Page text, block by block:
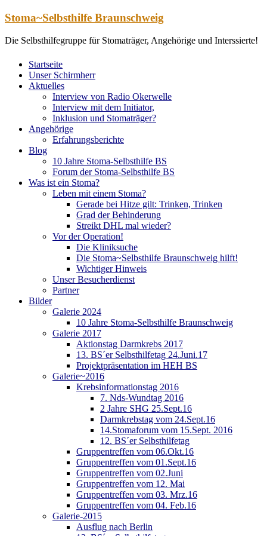
Zum
springen
Stoma~Selbsthilfe Braunschweig
Die Selbsthilfegruppe für Stomaträger, Angehörige und Interssierte!
Startseite
Unser Schirmherr
Aktuelles
Interview von Radio Okerwelle
Interview mit dem Initiator,
Inklusion und Stomaträger?
Angehörige
Erfahrungsberichte
Blog
10 Jahre Stoma-Selbsthilfe BS
Forum der Stoma-Selbsthilfe BS
Was ist ein Stoma?
Leben mit einem Stoma?
Gerade bei Hitze gilt: Trinken, Trinken
Grad der Behinderung
Streikt DHL mal wieder?
Vor der Operation!
Die Kliniksuche
Die Stoma~Selbsthilfe Braunschweig hilft!
Wichtiger Hinweis
Unser Besucherdienst
Partner
Bilder
Galerie 2024
10 Jahre Stoma-Selbsthilfe Braunschweig
Galerie 2017
Aktionstag Darmkrebs 2017
13. BS´er Selbsthilfetag 24.Juni.17
Projektpräsentation im HEH BS
Galerie~2016
Krebsinformationstag 2016
7. Nds-Wundtag 2016
2 Jahre SHG 25.Sept.16
Darmkrebstag vom 24.Sept.16
14.Stomaforum vom 15.Sept. 2016
12. BS´er Selbsthilfetag
Gruppentreffen vom 06.Okt.16
Gruppentreffen vom 01.Sept.16
Gruppentreffen vom 02.Juni
Gruppentreffen vom 12. Mai
Gruppentreffen vom 03. Mrz.16
Gruppentreffen vom 04. Feb.16
Galerie-2015
Ausflug nach Berlin